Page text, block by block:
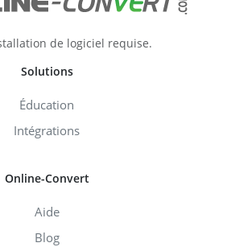
de logiciel requise.
Solutions
Éducation
Intégrations
Online-Convert
Aide
Blog